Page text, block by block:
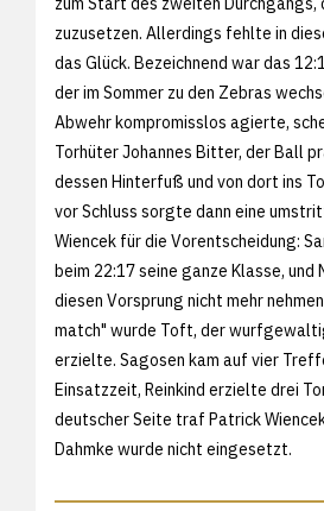
zuzusetzen. Allerdings fehlte in
das Glück. Bezeichnend war das
der im Sommer zu den Zebras
Abwehr kompromisslos agierte,
Torhüter Johannes Bitter, der Ball
dessen Hinterfuß und von dort ins
vor Schluss sorgte dann eine
Wiencek für die Vorentscheidung:
beim 22:17 seine ganze Klasse, und
diesen Vorsprung nicht mehr
match" wurde Toft, der
erzielte. Sagosen kam auf vier
Einsatzzeit, Reinkind erzielte drei
deutscher Seite traf Patrick
Dahmke wurde nicht eingesetzt.